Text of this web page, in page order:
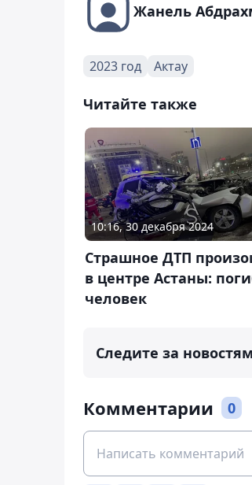
Жанель
2023 год Актау
Читайте также
10:16, 30 декабря 2024
Страшное ДТП
в центре Астаны:
человек
Следите за
Комментарии 0